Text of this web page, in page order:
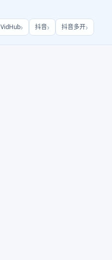
VidHub 抖音 抖音多开